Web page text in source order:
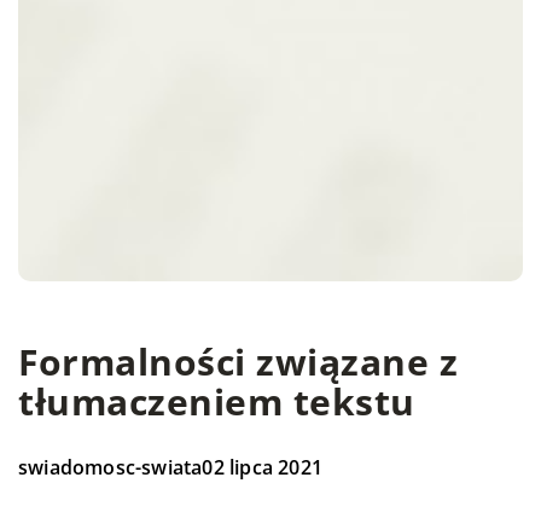
Formalności związane z
tłumaczeniem tekstu
swiadomosc-swiata02 lipca 2021